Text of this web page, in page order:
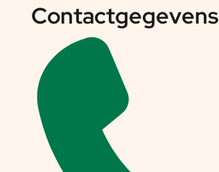
Contactgegevens